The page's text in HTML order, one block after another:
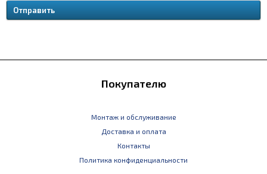
Покупателю
Монтаж и обслуживание
Доставка и оплата
Контакты
Политика конфиденциальности